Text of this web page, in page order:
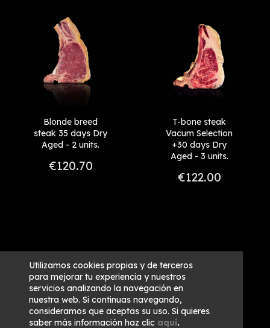
Blonde breed
steak 35 days Dry
Aged - 2 units.
€120.70
T-bone steak
Vacum Selection
+30 days Dry
Aged - 3 units.
€122.00
Utilizamos cookies propias y de terceros
para mejorar tu experiencia y nuestros
servicios analizando la navegación en
nuestra web. Si continuas navegando,
consideramos que aceptas su uso. Si quieres
saber más información haz clic aquí.